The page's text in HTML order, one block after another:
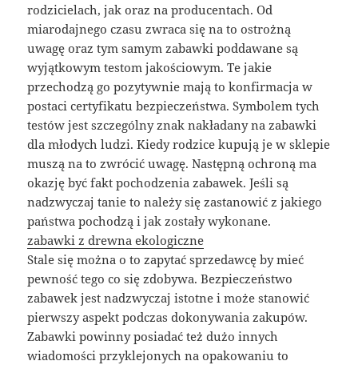
rodzicielach, jak oraz na producentach. Od
miarodajnego czasu zwraca się na to ostrożną
uwagę oraz tym samym zabawki poddawane są
wyjątkowym testom jakościowym. Te jakie
przechodzą go pozytywnie mają to konfirmacja w
postaci certyfikatu bezpieczeństwa. Symbolem tych
testów jest szczególny znak nakładany na zabawki
dla młodych ludzi. Kiedy rodzice kupują je w sklepie
muszą na to zwrócić uwagę. Następną ochroną ma
okazję być fakt pochodzenia zabawek. Jeśli są
nadzwyczaj tanie to należy się zastanowić z jakiego
państwa pochodzą i jak zostały wykonane.
zabawki z drewna ekologiczne
Stale się można o to zapytać sprzedawcę by mieć
pewność tego co się zdobywa. Bezpieczeństwo
zabawek jest nadzwyczaj istotne i może stanowić
pierwszy aspekt podczas dokonywania zakupów.
Zabawki powinny posiadać też dużo innych
wiadomości przyklejonych na opakowaniu to